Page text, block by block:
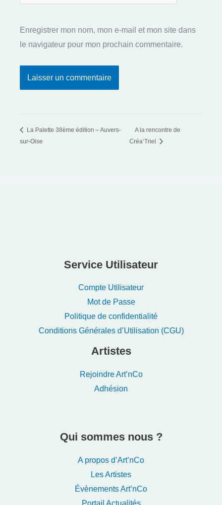
Enregistrer mon nom, mon e-mail et mon site dans
le navigateur pour mon prochain commentaire.
La Palette 38ème édition – Auvers-
sur-Oise
A la rencontre de
Créa’Triel
Service Utilisateur
Compte Utilisateur
Mot de Passe
Politique de confidentialité
Conditions Générales d’Utilisation (CGU)
Artistes
Rejoindre Art’nCo
Adhésion
Qui sommes nous ?
A propos d’Art’nCo
Les Artistes
Évènements Art’nCo
Portail Actualités